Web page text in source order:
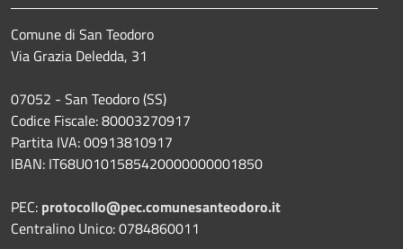
Comune di San Teodoro
Via Grazia Deledda, 31
07052 - San Teodoro (SS)
Codice Fiscale: 80003270917
Partita IVA: 00913810917
IBAN: IT68U0101585420000000001850
PEC: protocollo@pec.comunesanteodoro.it
Centralino Unico: 0784860011